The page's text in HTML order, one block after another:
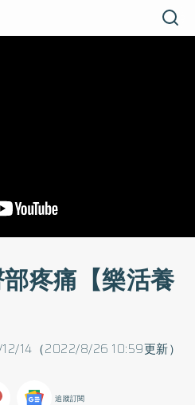
疼痛【樂活養
14（2022/8/26 10:59更新）
追蹤訂閱